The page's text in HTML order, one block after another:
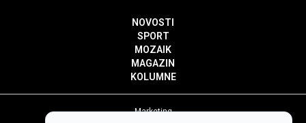
NOVOSTI
SPORT
MOZAIK
MAGAZIN
KOLUMNE
Marketing